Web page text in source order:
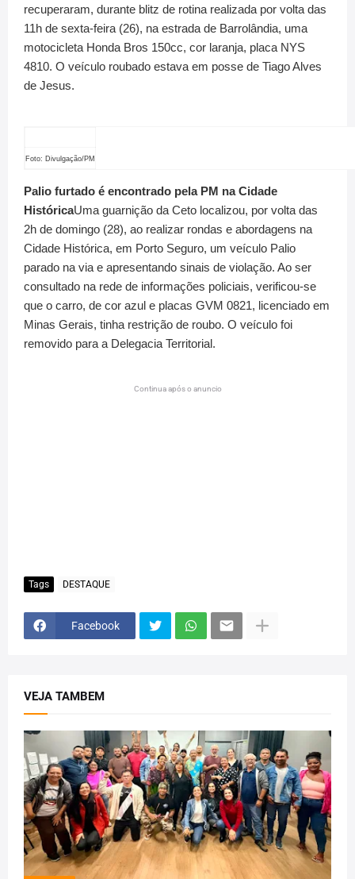
recuperaram, durante blitz de rotina realizada por volta das
11h de sexta-feira (26), na estrada de Barrolândia, uma
motocicleta Honda Bros 150cc, cor laranja, placa NYS
4810. O veículo roubado estava em posse de Tiago Alves
de Jesus.
Foto: Divulgação/PM
Palio furtado é encontrado pela PM na Cidade
HistóricaUma guarnição da Ceto localizou, por volta das
2h de domingo (28), ao realizar rondas e abordagens na
Cidade Histórica, em Porto Seguro, um veículo Palio
parado na via e apresentando sinais de violação. Ao ser
consultado na rede de informações policiais, verificou-se
que o carro, de cor azul e placas GVM 0821, licenciado em
Minas Gerais, tinha restrição de roubo. O veículo foi
removido para a Delegacia Territorial.
Continua após o anuncio
Tags DESTAQUE
Facebook
VEJA TAMBEM